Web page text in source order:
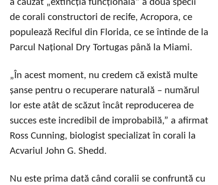
a cauzat „extincția funcțională” a două specii
de corali constructori de recife, Acropora, ce
populează Reciful din Florida, ce se întinde de la
Parcul Național Dry Tortugas până la Miami.
„În acest moment, nu credem că există multe
șanse pentru o recuperare naturală – numărul
lor este atât de scăzut încât reproducerea de
succes este incredibil de improbabilă,” a afirmat
Ross Cunning, biologist specializat în corali la
Acvariul John G. Shedd.
Nu este prima dată când coralii se confruntă cu